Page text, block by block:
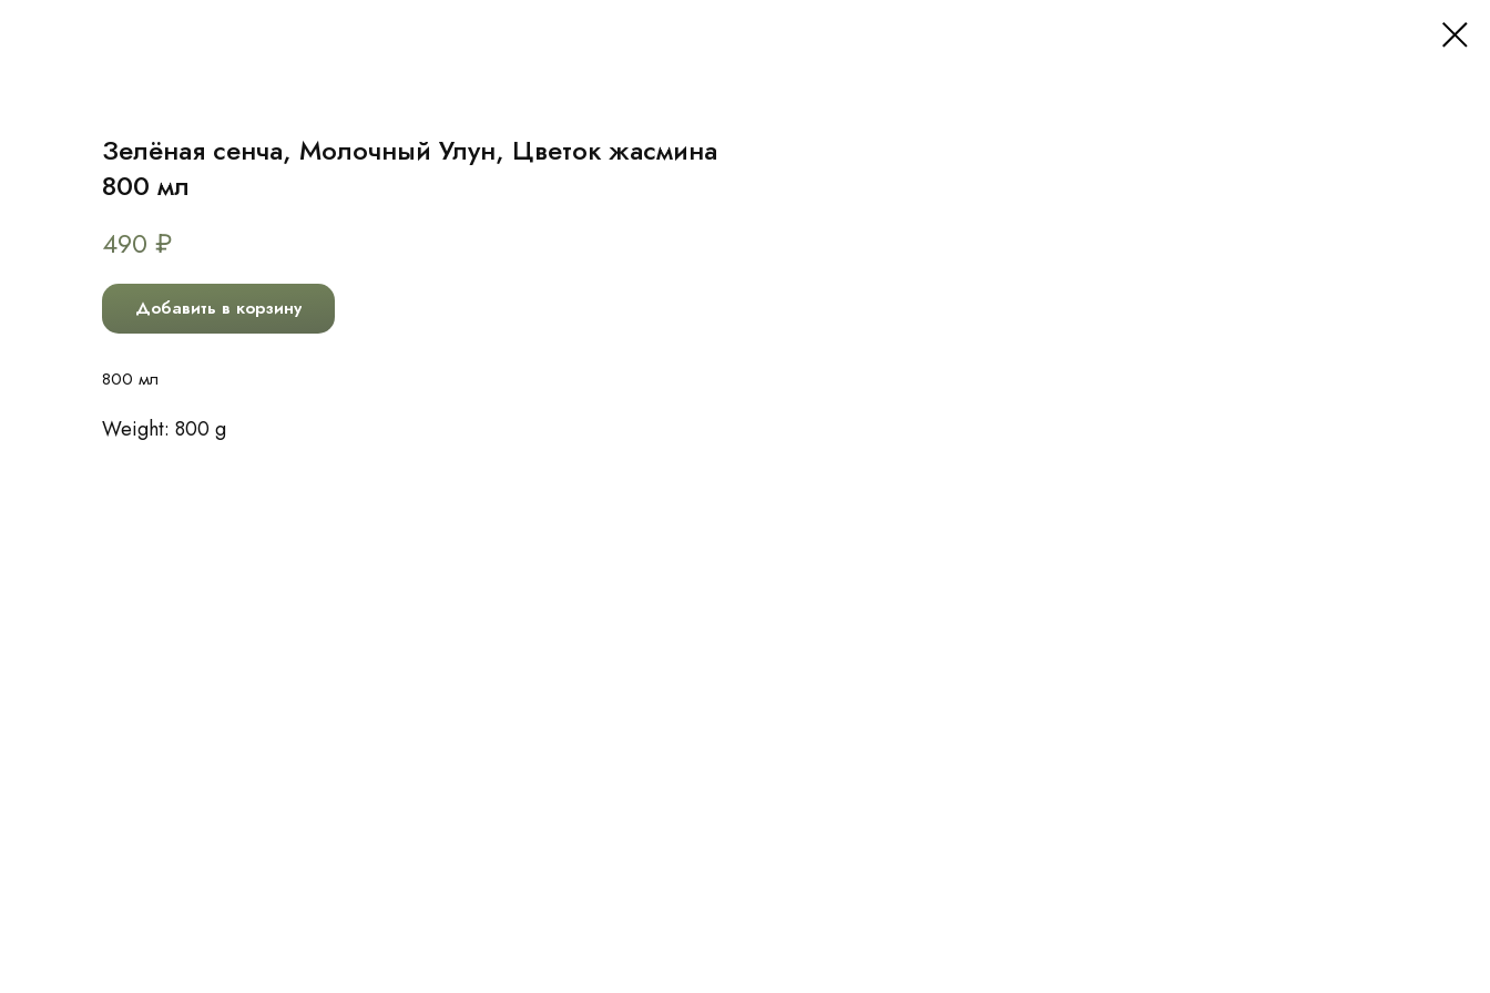
Зелёная сенча, Молочный Улун, Цветок жасмина
800 мл
490 ₽
Добавить в корзину
800 мл
Weight: 800 g